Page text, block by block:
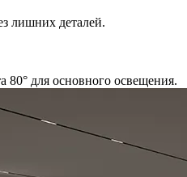
лишних деталей.
80° для основного освещения.